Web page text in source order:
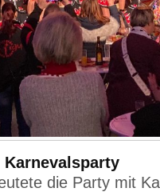
die Party mit